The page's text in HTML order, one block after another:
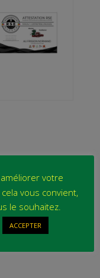
votre
vous convient,
le souhaitez.
ACCEPTER